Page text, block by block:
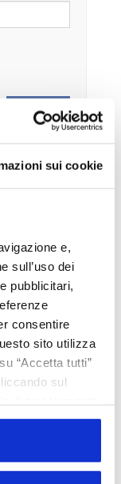
sui cookie
e,
sull’uso dei
pubblicitari,
consentire
sito utilizza
“Accetta tutti”
sul
su
la propria
di cookie del